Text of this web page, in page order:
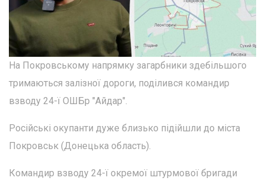
На Покровському напрямку загарбники здебільшого
тримаються залізної дороги, поділився командир
взводу 24-ї ОШБр "Айдар".
Російські окупанти дуже близько підійшли до міста
Покровськ (Донецька область).
Командир взводу 24-ї окремої штурмової бригади